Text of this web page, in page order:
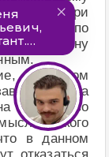
При
по
по закону
в котором
а
наследство
такого
в данном